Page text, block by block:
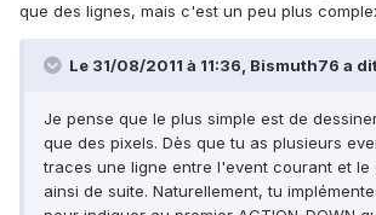
que des lignes, mais c'est un peu plus
Le 31/08/2011 à 11:36, Bismuth76 a
Je pense que le plus simple est de
que des pixels. Dès que tu as plusieurs
traces une ligne entre l'event courant et le
ainsi de suite. Naturellement, tu